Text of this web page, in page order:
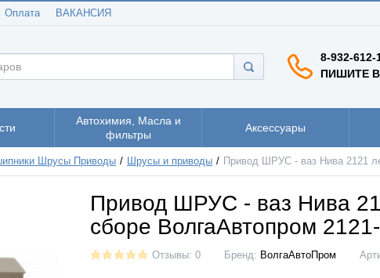
Оплата ВАКАНСИЯ
8-932-612-
ПИШИТЕ В
Автохимия, Масла и
фильтры
Аксессуары
Шрусы Приводы Шрусы и приводы Привод ШРУС - ваз Нива 2121
Привод ШРУС - ваз Нива
сборе ВолгаАвтопром
Отзывы: 0 Бренд: ВолгаАвтоПром